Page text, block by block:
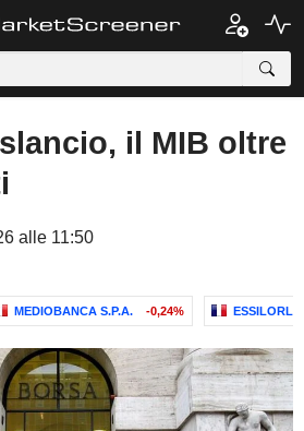
il MIB oltre
alle 11:50
MEDIOBANCA S.P.A. -0,24%